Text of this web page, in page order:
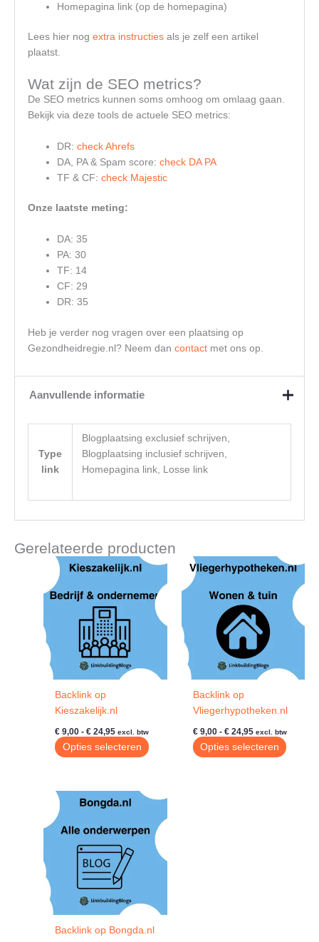
Homepagina link (op de homepagina)
Lees hier nog extra instructiesals je zelf een artikel
plaatst.
Wat zijn de SEO metrics?
De SEO metrics kunnen soms omhoog om omlaag gaan.
Bekijk via deze tools de actuele SEO metrics:
DR: check Ahrefs
DA, PA & Spam score: check DA PA
TF & CF: check Majestic
Onze laatste meting:
DA: 35
PA: 30
TF: 14
CF: 29
DR: 35
Heb je verder nog vragen over een plaatsing op
Gezondheidregie.nl? Neem dan contactmet ons op.
Aanvullende informatie
Type
link
Blogplaatsing exclusief schrijven,
Blogplaatsing inclusief schrijven,
Homepagina link, Losse link
Gerelateerde producten
Backlink op
Kieszakelijk.nl
€ 9,00 - € 24,95 Prijsklasse:
€ 9,00
tot
excl. btw
Opties selecteren
Dit
Deze
kan
op
productpagina
Backlink op
Vliegerhypotheken.nl
€9,00 - €24,95Prijsklasse:
€ 9,00
tot
excl. btw
Opties selecteren
Dit
Backlink op Bongda.nl